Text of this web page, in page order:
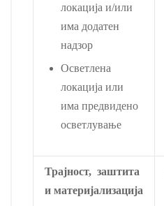
локација и/или
има додатен
надзор
Осветлена
локација или
има предвидено
осветлување
Трајност, заштита
и материјализација